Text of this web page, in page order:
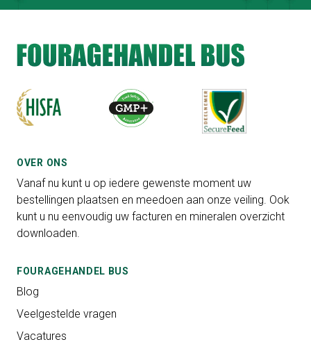
OVER ONS
Vanaf nu kunt u op iedere gewenste moment uw
bestellingen plaatsen en meedoen aan onze veiling. Ook
kunt u nu eenvoudig uw facturen en mineralen overzicht
downloaden.
FOURAGEHANDEL BUS
Blog
Veelgestelde vragen
Vacatures